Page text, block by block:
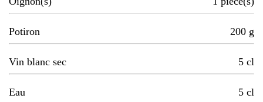
Potiron 200 g
Vin blanc sec 5 cl
Eau 5 cl